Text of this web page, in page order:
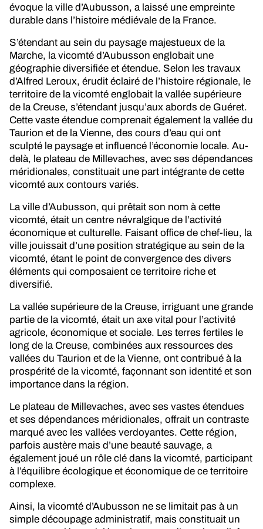
évoque la ville d’Aubusson, a laissé une empreinte
durable dans l’histoire médiévale de la France.
S’étendant au sein du paysage majestueux de la
Marche, la vicomté d’Aubusson englobait une
géographie diversifiée et étendue. Selon les travaux
d’Alfred Leroux, érudit éclairé de l’histoire régionale, le
territoire de la vicomté englobait la vallée supérieure
de la Creuse, s’étendant jusqu’aux abords de Guéret.
Cette vaste étendue comprenait également la vallée du
Taurion et de la Vienne, des cours d’eau qui ont
sculpté le paysage et influencé l’économie locale. Au-
delà, le plateau de Millevaches, avec ses dépendances
méridionales, constituait une part intégrante de cette
vicomté aux contours variés.
La ville d’Aubusson, qui prêtait son nom à cette
vicomté, était un centre névralgique de l’activité
économique et culturelle. Faisant office de chef-lieu, la
ville jouissait d’une position stratégique au sein de la
vicomté, étant le point de convergence des divers
éléments qui composaient ce territoire riche et
diversifié.
La vallée supérieure de la Creuse, irriguant une grande
partie de la vicomté, était un axe vital pour l’activité
agricole, économique et sociale. Les terres fertiles le
long de la Creuse, combinées aux ressources des
vallées du Taurion et de la Vienne, ont contribué à la
prospérité de la vicomté, façonnant son identité et son
importance dans la région.
Le plateau de Millevaches, avec ses vastes étendues
et ses dépendances méridionales, offrait un contraste
marqué avec les vallées verdoyantes. Cette région,
parfois austère mais d’une beauté sauvage, a
également joué un rôle clé dans la vicomté, participant
à l’équilibre écologique et économique de ce territoire
complexe.
Ainsi, la vicomté d’Aubusson ne se limitait pas à un
simple découpage administratif, mais constituait un